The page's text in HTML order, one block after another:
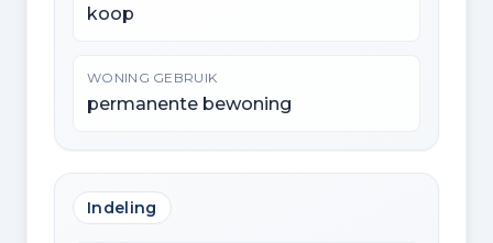
koop
WONING GEBRUIK
permanente bewoning
Indeling